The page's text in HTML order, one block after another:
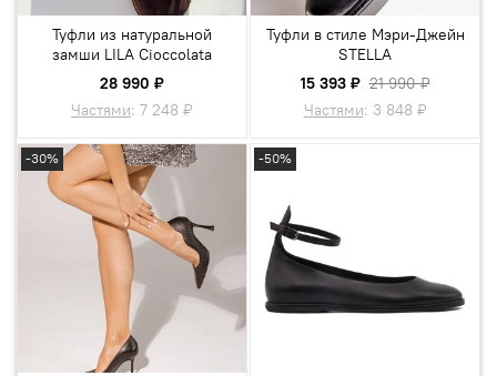
Туфли из натуральной
замши LILA Cioccolata
28 990 ₽
Частями: 7 248 ₽
Туфли в стиле Мэри-Джейн
STELLA
15 393 ₽ 21 990 ₽
Частями: 3 848 ₽
-30% -50%